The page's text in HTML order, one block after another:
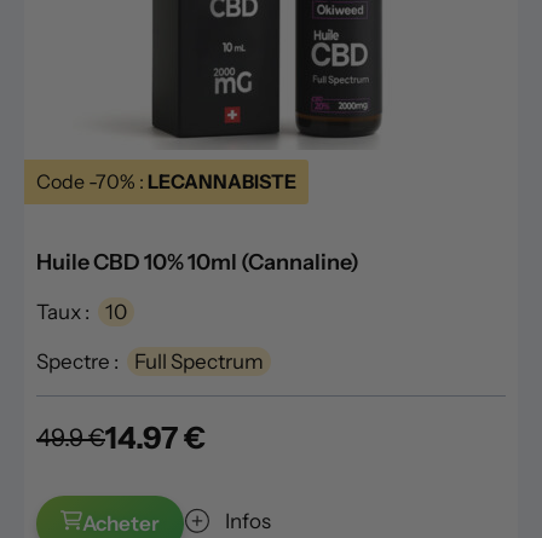
Code -70% : LECANNABISTE
Huile CBD 10% 10ml (Cannaline)
Taux : 10
Spectre : Full Spectrum
49.9 €14.97 €
Acheter Infos